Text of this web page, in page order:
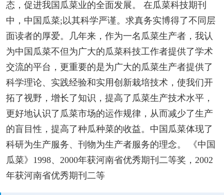
态，促进我国瓜菜业的全面发展。 在瓜菜科技期刊
中，中国瓜菜;以其科学严谨。求真务实博得了不同层
面读者的厚爱。几年来，作为一名瓜菜生产者，我认
为中国瓜菜不但为广大的瓜菜科技工作者提供了学术
交流的平台，更重要的是为广大的瓜菜生产者提供了
科学理论、实践经验和实用创新栽培技术，使我们开
拓了视野，增长了知识，提高了瓜菜生产技术水平，
更好地认识了瓜菜市场的运作规律，从而减少了生产
的盲目性，提高了种瓜种菜的收益。中国瓜菜体现了
科研为生产服务、刊物为生产者服务的理念。 《中国
瓜菜》1998、2000年获河南省优秀期刊二等奖，2002
年获河南省优秀期刊二等